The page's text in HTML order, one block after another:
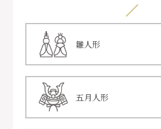
雛人形
五月人形